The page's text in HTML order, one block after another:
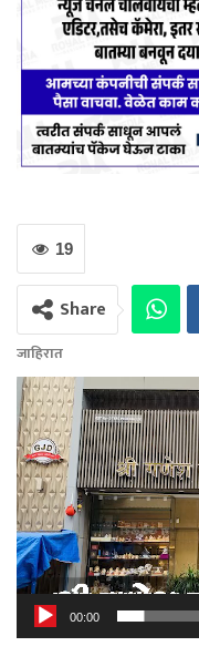
19
Share
जाहिरात
00:00